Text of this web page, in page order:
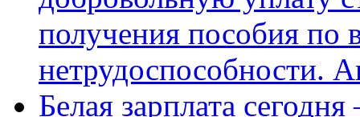
получения пособия по
нетрудоспособности.
Белая зарплата